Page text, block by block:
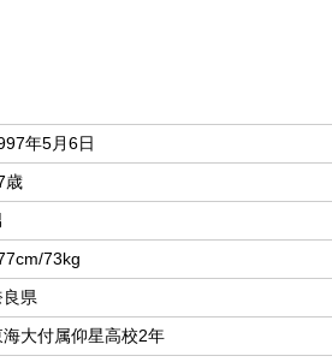
年5月6日
歳
73kg
良県
海大付属仰星高校2年